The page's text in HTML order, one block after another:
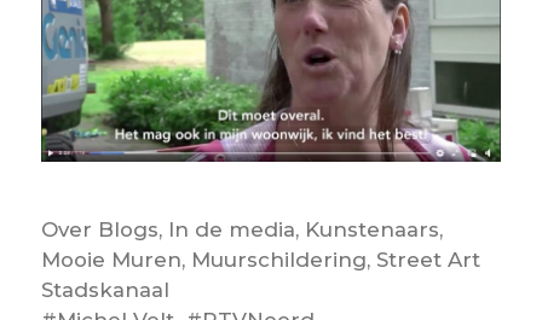
Over Blogs, In de media, Kunstenaars,
Mooie Muren, Muurschildering, Street Art
Stadskanaal